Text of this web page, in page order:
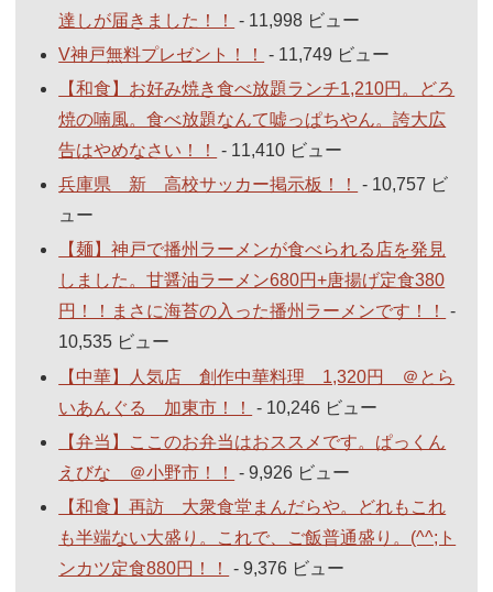
達しが届きました！！
- 11,998 ビュー
V神戸無料プレゼント！！
- 11,749 ビュー
【和食】お好み焼き食べ放題ランチ1,210円。どろ
焼の喃風。食べ放題なんて嘘っぱちやん。誇大広
告はやめなさい！！
- 11,410 ビュー
兵庫県 新 高校サッカー掲示板！！
- 10,757 ビ
ュー
【麺】神戸で播州ラーメンが食べられる店を発見
しました。甘醤油ラーメン680円+唐揚げ定食380
円！！まさに海苔の入った播州ラーメンです！！
-
10,535 ビュー
【中華】人気店 創作中華料理 1,320円 ＠とら
いあんぐる 加東市！！
- 10,246 ビュー
【弁当】ここのお弁当はおススメです。ぱっくん
えびな ＠小野市！！
- 9,926 ビュー
【和食】再訪 大衆食堂まんだらや。どれもこれ
も半端ない大盛り。これで、ご飯普通盛り。(^^;ト
ンカツ定食880円！！
- 9,376 ビュー